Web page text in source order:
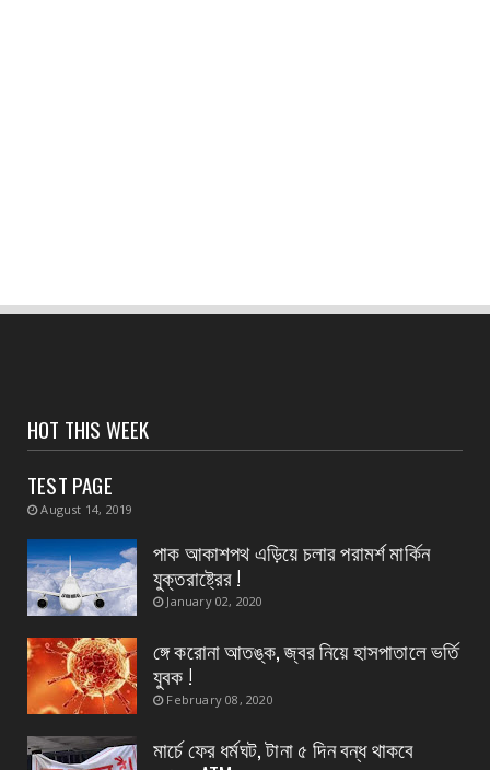
গ্রেফতার হলেন ভগবানপুর বিধানসভার প্রাক্তন তৃণমূল
আবাস যোজনা দ্বিতীয় পর্যায়ে টাকা ১০০ জনের হাতে চেক
তুলেদিল...
CONTACT
চকদ্বীপা গ্রাম পঞ্চায়েতে প্রধান উপপ্রধান নির্বাচন
HOT THIS WEEK
TEST PAGE
August 14, 2019
পাক আকাশপথ এড়িয়ে চলার পরামর্শ মার্কিন
যুক্তরাষ্ট্রের !
January 02, 2020
ঙ্গে করোনা আতঙ্ক, জ্বর নিয়ে হাসপাতালে ভর্তি
যুবক !
February 08, 2020
মার্চে ফের ধর্মঘট, টানা ৫ দিন বন্ধ থাকবে